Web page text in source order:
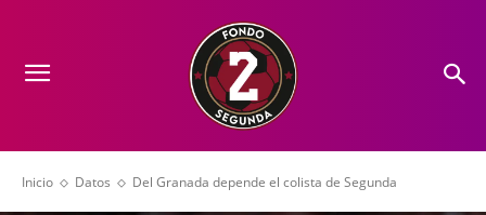
Inicio Datos Del Granada depende el colista de Segunda